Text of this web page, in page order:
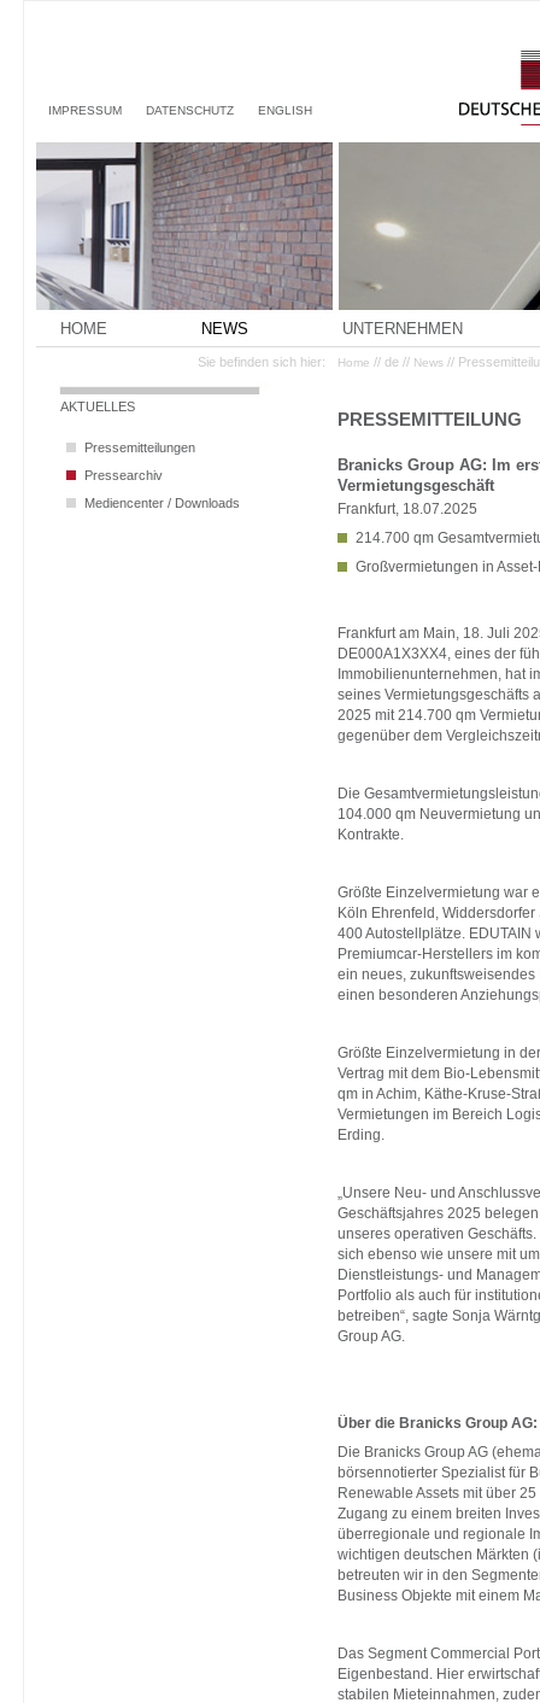
IMPRESSUM DATENSCHUTZ ENGLISH
HOME NEWS UNTERNEHMEN
Sie befinden sich hier: Home // de // News //
AKTUELLES
Pressemitteilungen
Pressearchiv
Mediencenter / Downloads
PRESSEMITTEILUNG
Branicks Group AG: Im
Vermietungsgeschäft
Frankfurt, 18.07.2025
214.700 qm
Großvermietungen in
Frankfurt am Main, 18. Juli
DE000A1X3XX4, eines der
Immobilienunternehmen, hat
seines Vermietungsgeschäfts
2025 mit 214.700 qm
gegenüber dem
Die
104.000 qm Neuvermietung
Kontrakte.
Größte Einzelvermietung war
Köln Ehrenfeld,
400 Autostellplätze.
Premiumcar-Herstellers im
ein neues,
einen besonderen
Größte Einzelvermietung in
Vertrag mit dem Bio-
qm in Achim, Käthe-Kruse-
Vermietungen im Bereich
Erding.
„Unsere Neu- und
Geschäftsjahres 2025
unseres operativen
sich ebenso wie unsere mit
Dienstleistungs- und
Portfolio als auch für
betreiben“, sagte Sonja
Group AG.
Über die Branicks Group AG:
Die Branicks Group AG
börsennotierter Spezialist für
Renewable Assets mit über
Zugang zu einem breiten
überregionale und regionale
wichtigen deutschen Märkten
betreuten wir in den
Business Objekte mit einem
Das Segment Commercial
Eigenbestand. Hier
stabilen Mieteinnahmen,